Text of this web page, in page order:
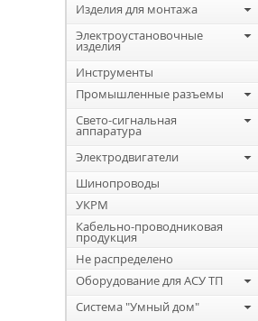
Изделия для монтажа
Электроустановочные
изделия
Инструменты
Промышленные разъемы
Свето-сигнальная
аппаратура
Электродвигатели
Шинопроводы
УКРМ
Кабельно-проводниковая
продукция
Не распределено
Оборудование для АСУ ТП
Система "Умный дом"